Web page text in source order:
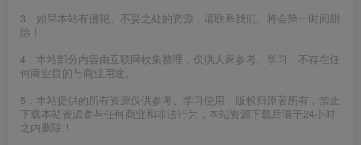
3．如果本站有侵犯、不妥之处的资源，请联系我们。将会第一时间删
除！
4．本站部分内容由互联网收集整理，仅供大家参考、学习，不存在任
何商业目的与商业用途。
5．本站提供的所有资源仅供参考、学习使用，版权归原著所有，禁止
下载本站资源参与任何商业和非法行为，本站资源下载后请于24小时
之内删除！